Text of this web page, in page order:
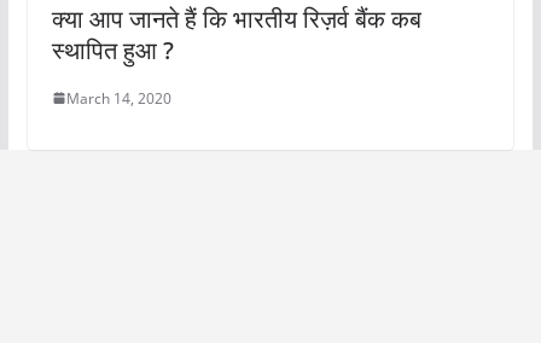
क्या आप जानते हैं कि भारतीय रिज़र्व बैंक कब
स्थापित हुआ ?
March 14, 2020